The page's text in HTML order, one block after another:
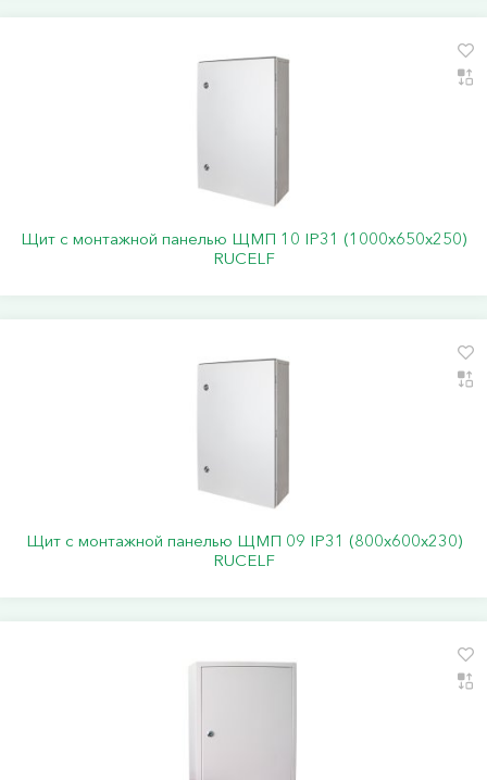
Щит с монтажной панелью ЩМП 10 IP31 (1000х650х250)
RUCELF
Щит с монтажной панелью ЩМП 09 IP31 (800х600х230)
RUCELF